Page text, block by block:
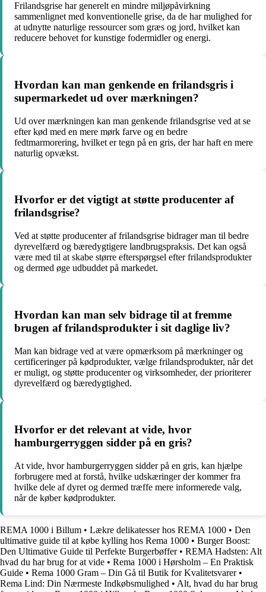
Frilandsgrise har generelt en mindre miljøpåvirkning
sammenlignet med konventionelle grise, da de har mulighed for
at udnytte naturlige ressourcer som græs og jord, hvilket kan
reducere behovet for kunstige fodermidler og energi.
Hvordan kan man genkende en frilandsgris i
supermarkedet ud over mærkningen?
Ud over mærkningen kan man genkende frilandsgrise ved at se
efter kød med en mere mørk farve og en bedre
fedtmarmorering, hvilket er tegn på en gris, der har haft en mere
naturlig opvækst.
Hvorfor er det vigtigt at støtte producenter af
frilandsgrise?
Ved at støtte producenter af frilandsgrise bidrager man til bedre
dyrevelfærd og bæredygtigere landbrugspraksis. Det kan også
være med til at skabe større efterspørgsel efter frilandsprodukter
og dermed øge udbuddet på markedet.
Hvordan kan man selv bidrage til at fremme
brugen af frilandsprodukter i sit daglige liv?
Man kan bidrage ved at være opmærksom på mærkninger og
certificeringer på kødprodukter, vælge frilandsprodukter, når det
er muligt, og støtte producenter og virksomheder, der prioriterer
dyrevelfærd og bæredygtighed.
Hvorfor er det relevant at vide, hvor
hamburgerryggen sidder på en gris?
At vide, hvor hamburgerryggen sidder på en gris, kan hjælpe
forbrugere med at forstå, hvilke udskæringer der kommer fra
hvilke dele af dyret og dermed træffe mere informerede valg,
når de køber kødprodukter.
REMA 1000 i Billum • Lækre delikatesser hos REMA 1000 • Den
ultimative guide til at købe kylling hos Rema 1000 • Burger Boost:
Den Ultimative Guide til Perfekte Burgerbøffer• REMA Hadsten: Alt
hvad du har brug for at vide • Rema 1000 i Hørsholm – En Praktisk
Guide • Rema 1000 Gram – Din Gå til Butik for Kvalitetsvarer•
Rema Lind: Din Nærmeste Indkøbsmulighed • Alt, hvad du har brug